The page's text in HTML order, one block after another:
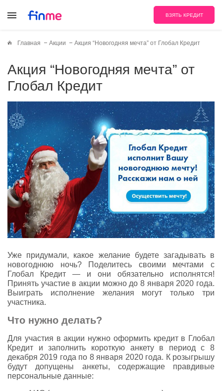
ВЗЯТЬ КРЕДИТ
Главная Акции Акция “Новогодняя мечта” от Глобал Кредит
Акция “Новогодняя мечта” от
Глобал Кредит
Уже придумали, какое желание будете загадывать в
новогоднюю ночь? Поделитесь своими мечтами с
Глобал Кредит — и они обязательно исполнятся!
Принять участие в акции можно до 8 января 2020 года.
Выиграть исполнение желания могут только три
участника.
Что нужно делать?
Для участия в акции нужно оформить кредит в Глобал
Кредит и заполнить короткую анкету в период с 8
декабря 2019 года по 8 января 2020 года. К розыгрышу
будут допущены анкеты, содержащие правдивые
персональные данные: